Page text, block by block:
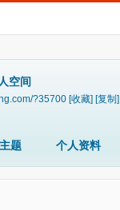
空间
?35700 [收藏] [复制]
主题 个人资料